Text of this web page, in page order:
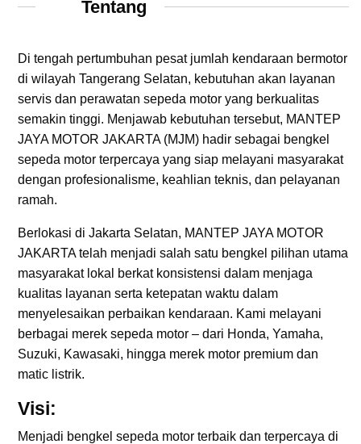
Tentang
Di tengah pertumbuhan pesat jumlah kendaraan bermotor
di wilayah Tangerang Selatan, kebutuhan akan layanan
servis dan perawatan sepeda motor yang berkualitas
semakin tinggi. Menjawab kebutuhan tersebut, MANTEP
JAYA MOTOR JAKARTA (MJM) hadir sebagai bengkel
sepeda motor terpercaya yang siap melayani masyarakat
dengan profesionalisme, keahlian teknis, dan pelayanan
ramah.
Berlokasi di Jakarta Selatan, MANTEP JAYA MOTOR
JAKARTA telah menjadi salah satu bengkel pilihan utama
masyarakat lokal berkat konsistensi dalam menjaga
kualitas layanan serta ketepatan waktu dalam
menyelesaikan perbaikan kendaraan. Kami melayani
berbagai merek sepeda motor – dari Honda, Yamaha,
Suzuki, Kawasaki, hingga merek motor premium dan
matic listrik.
Visi:
Menjadi bengkel sepeda motor terbaik dan terpercaya di